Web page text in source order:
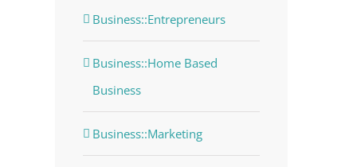
Business::Entrepreneurs
Business::Home Based
Business
Business::Marketing